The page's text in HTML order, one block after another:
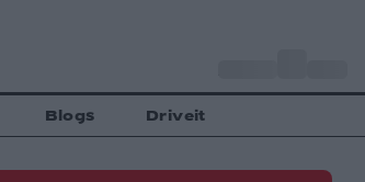
Blogs Driveit